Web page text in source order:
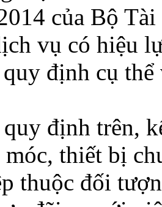
của Bộ
vụ có hiệu
quy định cụ
định trên,
thiết bị
thuộc đối